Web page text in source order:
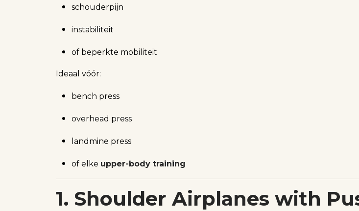
schouderpijn
instabiliteit
of beperkte mobiliteit
Ideaal vóór:
bench press
overhead press
landmine press
of elke upper-body training
1. Shoulder Airplanes with